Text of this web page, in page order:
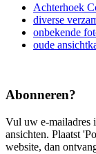
Achterhoek
diverse
onbekende
oude
Abonneren?
Vul uw e-mailadres
ansichten. Plaatst
website, dan